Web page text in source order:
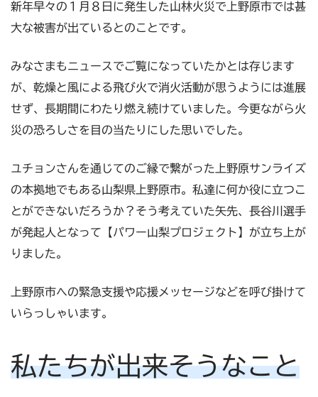
新年早々の１月８日に発生した山林火災で上野原市では甚
大な被害が出ているとのことです。
みなさまもニュースでご覧になっていたかとは存じます
が、乾燥と風による飛び火で消火活動が思うようには進展
せず、長期間にわたり燃え続けていました。今更ながら火
災の恐ろしさを目の当たりにした思いでした。
ユチョンさんを通じてのご縁で繋がった上野原サンライズ
の本拠地でもある山梨県上野原市。私達に何か役に立つこ
とができないだろうか？そう考えていた矢先、長谷川選手
が発起人となって【パワー山梨プロジェクト】が立ち上が
りました。
上野原市への緊急支援や応援メッセージなどを呼び掛けて
いらっしゃいます。
私たちが出来そうなこと